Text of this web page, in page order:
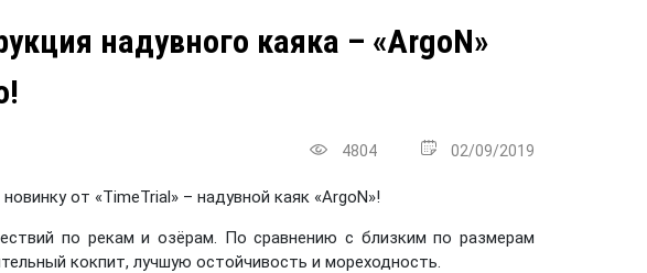
надувного каяка – «ArgoN»
4804 02/09/2019
от «TimeTrial» – надувной каяк «ArgoN»!
по рекам и озёрам. По сравнению с близким по размерам
кокпит, лучшую остойчивость и мореходность.